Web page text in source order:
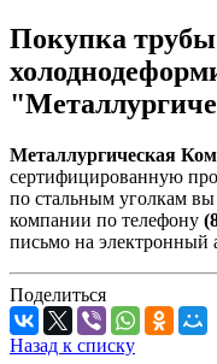
Покупка
Металлургическая
сертифицированную
по стальным уголкам
компании по телефону
письмо на электронный
Поделиться
Назад к списку